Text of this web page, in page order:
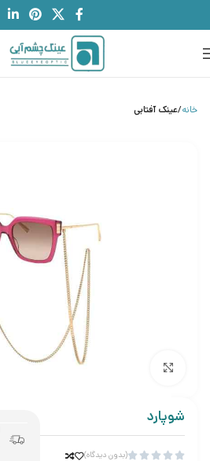
خانه عینک آفتابی
برای بزرگنمایی کلیک کنید
شوپارد




(بدون دیدگاه)